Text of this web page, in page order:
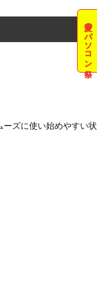
夏のパソコン祭
ズに使い始めやすい